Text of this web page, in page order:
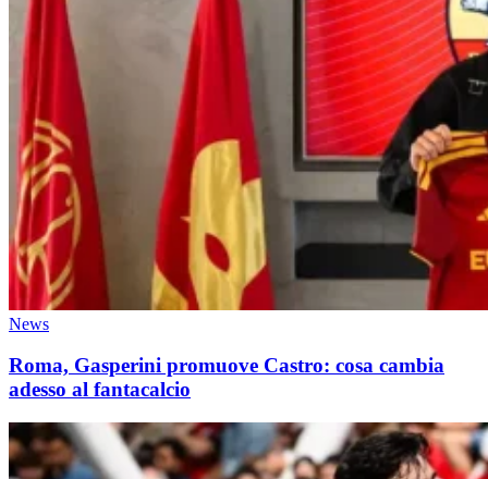
News
Roma, Gasperini promuove Castro: cosa cambia
adesso al fantacalcio